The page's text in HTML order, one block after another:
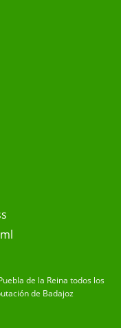
de la Reina todos los
de Badajoz